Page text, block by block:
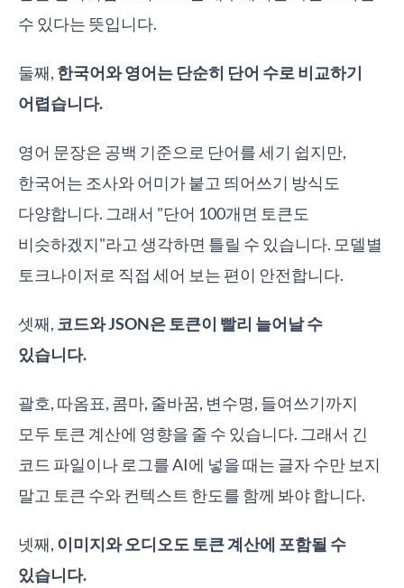
수 있다는 뜻입니다.
둘째, 한국어와 영어는 단순히 단어 수로 비교하기
어렵습니다.
영어 문장은 공백 기준으로 단어를 세기 쉽지만,
한국어는 조사와 어미가 붙고 띄어쓰기 방식도
다양합니다. 그래서 "단어 100개면 토큰도
비슷하겠지"라고 생각하면 틀릴 수 있습니다. 모델별
토크나이저로 직접 세어 보는 편이 안전합니다.
셋째, 코드와 JSON은 토큰이 빨리 늘어날 수
있습니다.
괄호, 따옴표, 콤마, 줄바꿈, 변수명, 들여쓰기까지
모두 토큰 계산에 영향을 줄 수 있습니다. 그래서 긴
코드 파일이나 로그를 AI에 넣을 때는 글자 수만 보지
말고 토큰 수와 컨텍스트 한도를 함께 봐야 합니다.
넷째, 이미지와 오디오도 토큰 계산에 포함될 수
있습니다.